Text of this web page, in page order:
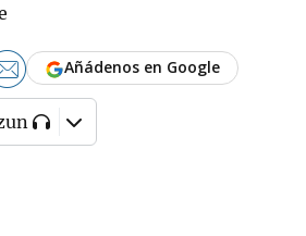
Añádenos en Google